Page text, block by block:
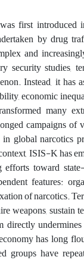
first
by drug
and
security studies,
Instead, it has
economic
many
campaigns
global narcotics
ISIS-K has
efforts toward
features:
of narcotics.
weapons,
directly
has long
groups have